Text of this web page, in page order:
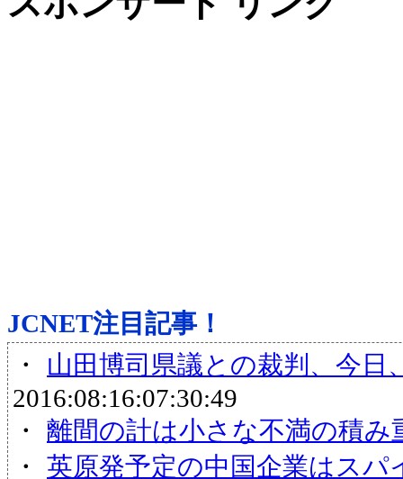
JCNET注目記事！
・
山田博司県議との裁判、今日
2016:08:16:07:30:49
・ 離間の計は小さな不満の積み
・ 英原発予定の中国企業はス